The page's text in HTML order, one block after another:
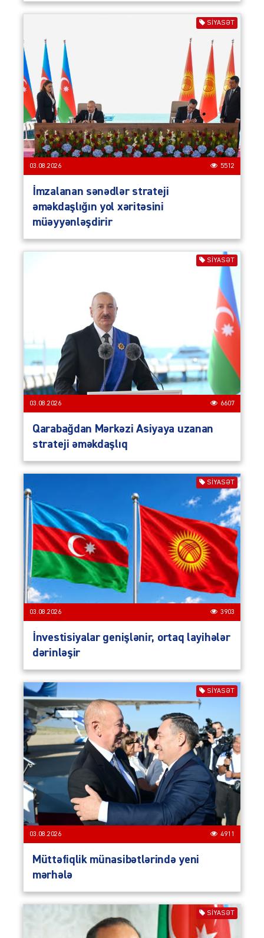
SIYASƏT
03.08.2026 5512
İmzalanan sənədlər strateji
əməkdaşlığın yol xəritəsini
müəyyənləşdirir
SIYASƏT
03.08.2026 6607
Qarabağdan Mərkəzi Asiyaya uzanan
strateji əməkdaşlıq
SIYASƏT
03.08.2026 3903
İnvestisiyalar genişlənir, ortaq layihələr
dərinləşir
SIYASƏT
03.08.2026 4911
Müttəfiqlik münasibətlərində yeni
mərhələ
SIYASƏT